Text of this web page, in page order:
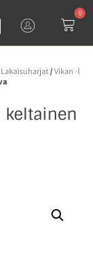
0
Lakaisuharjat/Vikan -l